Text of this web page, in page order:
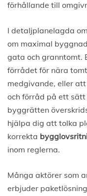
förhållande till
I detaljplanelagda
om maximal
gata och granntomt.
förrådet för nära
medgivande, eller
och förråd på ett
byggrätten
hjälpa dig att tolka
korrekta
inom reglerna.
Många aktörer som
erbjuder